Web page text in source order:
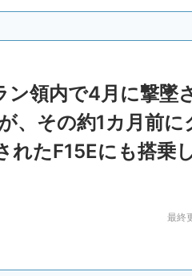
ン領内で4月に撃墜
、その約1カ月前に
れたF15Eにも搭乗
最終